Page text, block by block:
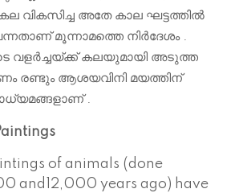
വികസിച്ച അതേ കാല ഘട്ടത്തിൽ
മൂന്നാമത്തെ നിർദേശം .
വളർച്ചയ്ക്ക് കലയുമായി അടുത്ത
രണ്ടും ആശയവിനി മയത്തിന്
.
of animals (done
and12,000 years ago) have